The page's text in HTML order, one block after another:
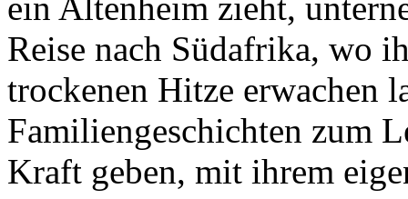
Reise nach Südafrika, wo
trockenen Hitze erwachen
Familiengeschichten zum
Kraft geben, mit ihrem